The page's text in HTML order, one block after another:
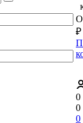
₽
0
0
0